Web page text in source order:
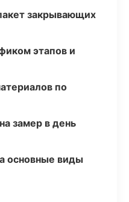
закрывающих
этапов и
по
замер в день
основные виды